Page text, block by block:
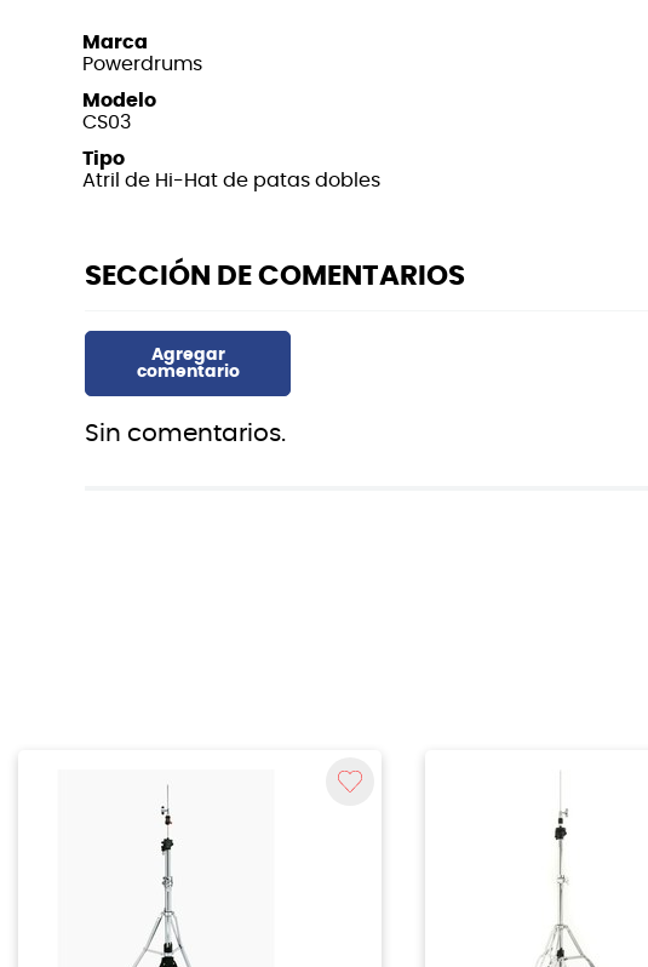
Marca
Powerdrums
Modelo
CS03
Tipo
Atril de Hi-Hat de patas dobles
Sin comentarios.